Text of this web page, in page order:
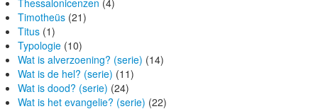
Thessalonicenzen (4)
Timotheüs (21)
Titus (1)
Typologie (10)
Wat is alverzoening? (serie) (14)
Wat is de hel? (serie) (11)
Wat is dood? (serie) (24)
Wat is het evangelie? (serie) (22)